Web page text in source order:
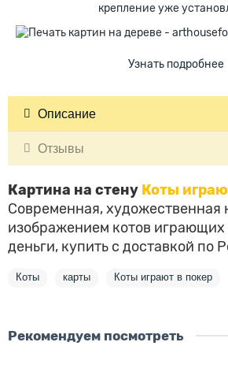
крепление уже
Узнать подробнее
Описание
Отзывы
Картина на стену Коты
Современная, художественная
изображением котов играющих
деньги, купить с доставкой по
Коты карты Коты играют в покер
Рекомендуем посмотреть